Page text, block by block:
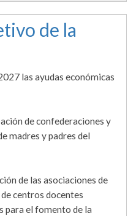
de la
las ayudas económicas
de confederaciones y
madres y padres del
de las asociaciones de
centros docentes
para el fomento de la